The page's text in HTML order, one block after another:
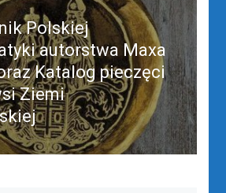
Polskiej
autorstwa Maxa
Katalog pieczęci
Ziemi